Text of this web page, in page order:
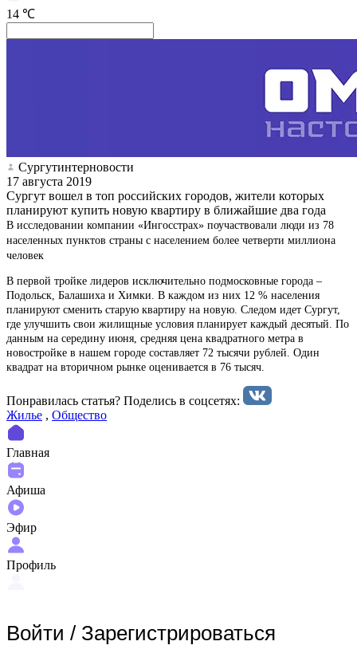
14 ℃
Сургутинтерновости
17 августа 2019
Сургут вошел в топ российских городов, жители которых
планируют купить новую квартиру в ближайшие два года
В исследовании компании «Ингосстрах» поучаствовали люди из 78
населенных пунктов страны с населением более четверти миллиона
человек
В первой тройке лидеров исключительно подмосковные города –
Подольск, Балашиха и Химки. В каждом из них 12 % населения
планируют сменить старую квартиру на новую. Следом идет Сургут,
где улучшить свои жилищные условия планирует каждый десятый. По
данным на середину июня, средняя цена квадратного метра в
новостройке в нашем городе составляет 72 тысячи рублей. Один
квадрат на вторичном рынке оценивается в 76 тысяч.
Понравилась статья? Поделиcь в соцсетях:
Жилье , Общество
Главная
Афиша
Эфир
Профиль
Войти / Зарегистрироваться